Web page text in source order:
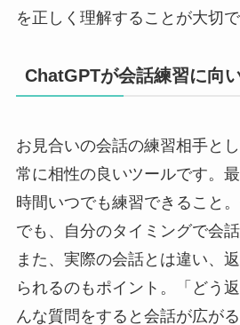
を正しく理解することが大切で
ChatGPTが会話練習に向
お見合いの会話の練習相手と
常に相性の良いツールです。
時間いつでも練習できること
でも、自分のタイミングで会
また、実際の会話とは違い、
られるのもポイント。「どう
んな質問をすると会話が広が